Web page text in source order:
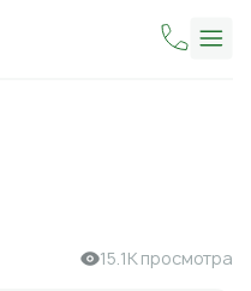
15.1К просмотра